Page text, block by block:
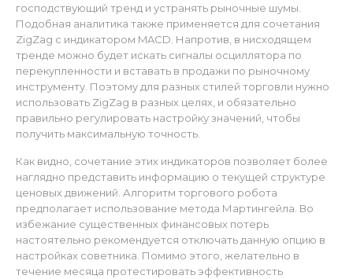
господствующий тренд и устранять рыночные шумы.
Подобная аналитика также применяется для сочетания
ZigZag с индикатором MACD. Напротив, в нисходящем
тренде можно будет искать сигналы осциллятора по
перекупленности и вставать в продажи по рыночному
инструменту. Поэтому для разных стилей торговли нужно
использовать ZigZag в разных целях, и обязательно
правильно регулировать настройку значений, чтобы
получить максимальную точность.
Как видно, сочетание этих индикаторов позволяет более
наглядно представить информацию о текущей структуре
ценовых движений. Алгоритм торгового робота
предполагает использование метода Мартингейла. Во
избежание существенных финансовых потерь
настоятельно рекомендуется отключать данную опцию в
настройках советника. Помимо этого, желательно в
течение месяца протестировать эффективность